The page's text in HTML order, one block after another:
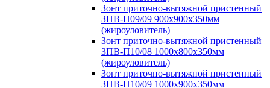
Зонт приточно-вытяжной пристенный
ЗПВ-П09/09 900х900х350мм
(жироуловитель)
Зонт приточно-вытяжной пристенный
ЗПВ-П10/08 1000х800х350мм
(жироуловитель)
Зонт приточно-вытяжной пристенный
ЗПВ-П10/09 1000х900х350мм